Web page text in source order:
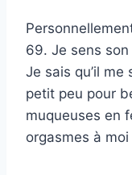
69. Je sens
Je sais qu’il
petit peu pour
muqueuses en
orgasmes à